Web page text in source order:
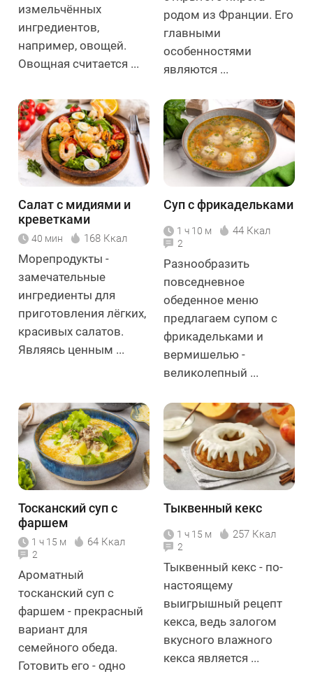
измельчённых
ингредиентов,
например, овощей.
Овощная считается ...
родом из Франции. Его
главными
особенностями
являются ...
Салат с мидиями и
креветками
40 мин 168 Ккал
Морепродукты -
замечательные
ингредиенты для
приготовления лёгких,
красивых салатов.
Являясь ценным ...
Суп с фрикадельками
1 ч 10 м 44 Ккал
2
Разнообразить
повседневное
обеденное меню
предлагаем супом с
фрикадельками и
вермишелью -
великолепный ...
Тосканский суп с
фаршем
1 ч 15 м 64 Ккал
2
Ароматный
тосканский суп с
фаршем - прекрасный
вариант для
семейного обеда.
Готовить его - одно
Тыквенный кекс
1 ч 15 м 257 Ккал
2
Тыквенный кекс - по-
настоящему
выигрышный рецепт
кекса, ведь залогом
вкусного влажного
кекса является ...